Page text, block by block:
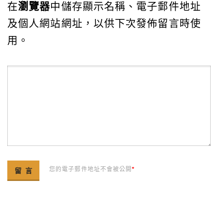
在瀏覽器中儲存顯示名稱、電子郵件地址
及個人網站網址，以供下次發佈留言時使
用。
您的電子郵件地址不會被公開*